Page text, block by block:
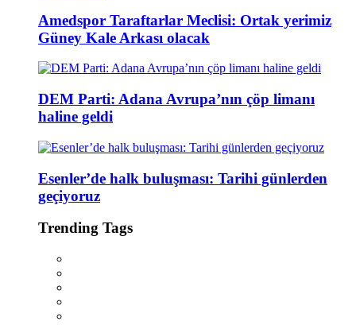
Amedspor Taraftarlar Meclisi: Ortak yerimiz
Güney Kale Arkası olacak
DEM Parti: Adana Avrupa’nın çöp limanı
haline geldi
Esenler’de halk buluşması: Tarihi günlerden
geçiyoruz
Trending Tags